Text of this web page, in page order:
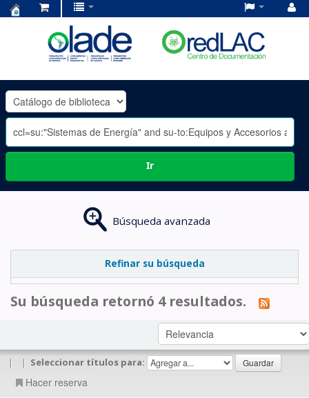
OLADE
-
Ir
Búsqueda avanzada
Refinar su búsqueda
Su búsqueda retornó 4 resultados.
| | Seleccionar títulos para:
Hacer reserva